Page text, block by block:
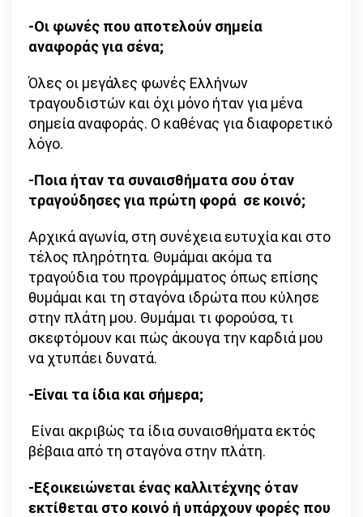
-Οι φωνές που αποτελούν σημεία
αναφοράς για σένα;
Όλες οι μεγάλες φωνές Ελλήνων
τραγουδιστών και όχι μόνο ήταν για μένα
σημεία αναφοράς. Ο καθένας για διαφορετικό
λόγο.
-Ποια ήταν τα συναισθήματα σου όταν
τραγούδησες για πρώτη φορά σε κοινό;
Αρχικά αγωνία, στη συνέχεια ευτυχία και στο
τέλος πληρότητα. Θυμάμαι ακόμα τα
τραγούδια του προγράμματος όπως επίσης
θυμάμαι και τη σταγόνα ιδρώτα που κύλησε
στην πλάτη μου. Θυμάμαι τι φορούσα, τι
σκεφτόμουν και πώς άκουγα την καρδιά μου
να χτυπάει δυνατά.
-Είναι τα ίδια και σήμερα;
Είναι ακριβώς τα ίδια συναισθήματα εκτός
βέβαια από τη σταγόνα στην πλάτη.
-Εξοικειώνεται ένας καλλιτέχνης όταν
εκτίθεται στο κοινό ή υπάρχουν φορές που